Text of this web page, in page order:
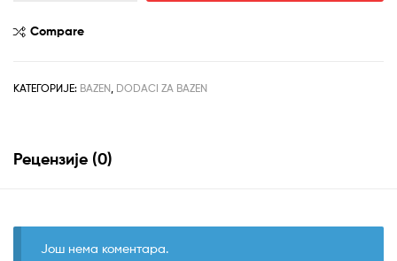
pumpu
количина
Compare
КАТЕГОРИЈЕ: BAZEN DODACI ZA BAZEN
Рецензије (0)
Још нема коментара.